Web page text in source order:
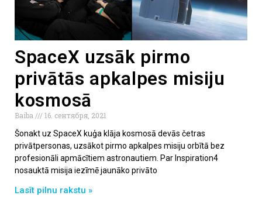
SpaceX uzsāk pirmo
privātās apkalpes misiju
kosmosā
Baiba
16. сентября, 2021
Šonakt uz SpaceX kuģa klāja kosmosā devās četras
privātpersonas, uzsākot pirmo apkalpes misiju orbītā bez
profesionāli apmācītiem astronautiem. Par Inspiration4
nosauktā misija iezīmē jaunāko privāto
Lasīt pilnu rakstu »